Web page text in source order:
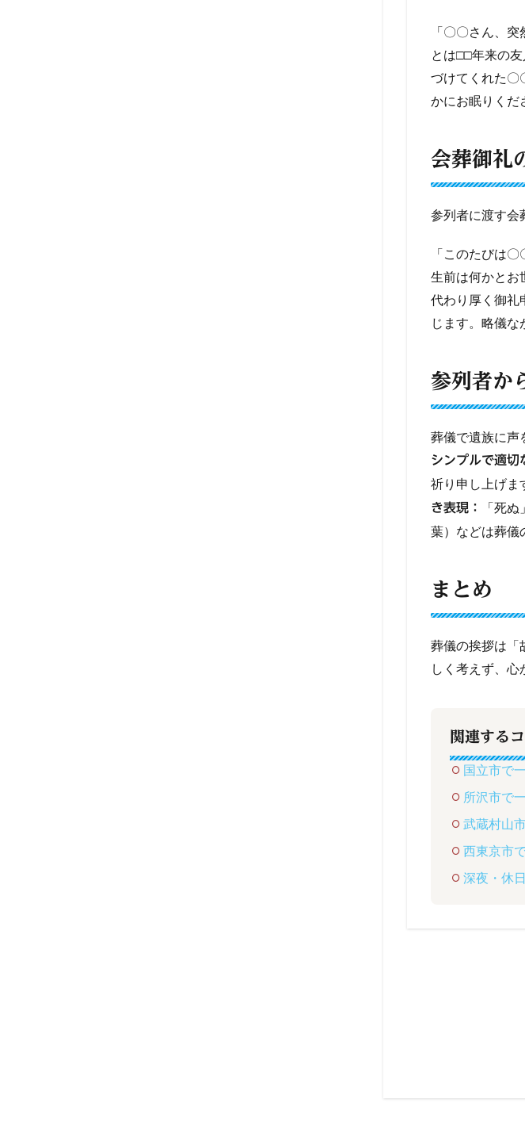
「〇〇さん、
とは□□年来の
づけてくれた〇
かにお眠りくだ
会葬御礼
参列者に渡す会
「このたびは
生前は何かとお
代わり厚く御礼
じます。略儀な
参列者か
葬儀で遺族に声
シンプルで適切
祈り申し上げま
き表現：
「死
葉）などは葬儀
まとめ
葬儀の挨拶は「
しく考えず、心
関連する
国立市で
所沢市で
武蔵村山
西東京市
深夜・休